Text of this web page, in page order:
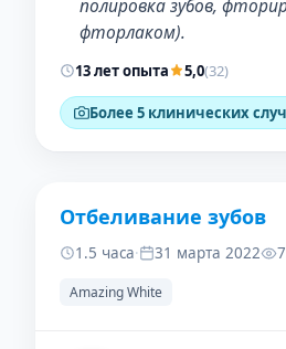
полировка зубов,
фторлаком).
13 лет опыта 5,0(32)
Более 5 клинических
ДО
Отбеливание зубов
1.5 часа· 31 марта 2022
Amazing White